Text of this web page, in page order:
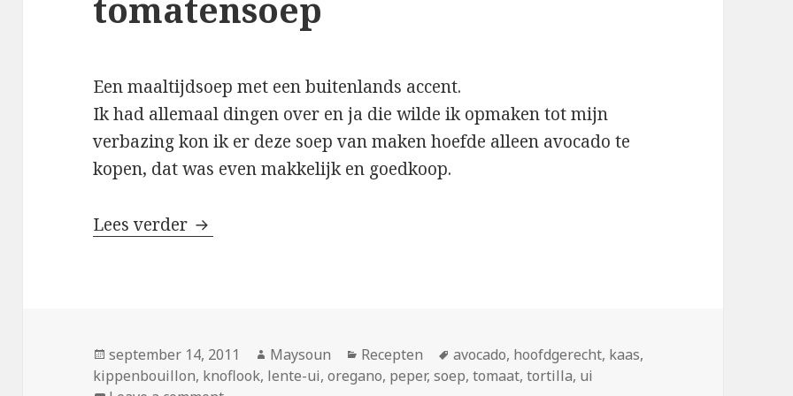
tomatensoep
Een maaltijdsoep met een buitenlands accent.
Ik had allemaal dingen over en ja die wilde ik opmaken tot mijn
verbazing kon ik er deze soep van maken hoefde alleen avocado te
kopen, dat was even makkelijk en goedkoop.
Lees verder Zuid-Amerikaanse tomatensoep
Geplaatst
op
september 14, 2011 Auteur
Maysoun Categorieën
Recepten Tags
avocado, hoofdgerecht, kaas,
kippenbouillon, knoflook, lente-ui,oregano, peper,soep,tomaat,tortilla, ui